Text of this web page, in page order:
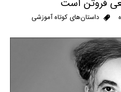
فروتن است
داستان‌های کوتاه آموزشی